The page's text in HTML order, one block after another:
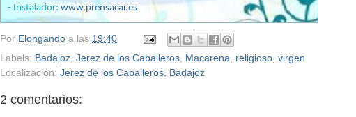
- Instalador: www.prensacar.es
Por Elongando a las 19:40
Labels: Badajoz Jerez de los Caballeros Macarena religioso virgen
Localización: Jerez de los Caballeros, Badajoz
2 comentarios: